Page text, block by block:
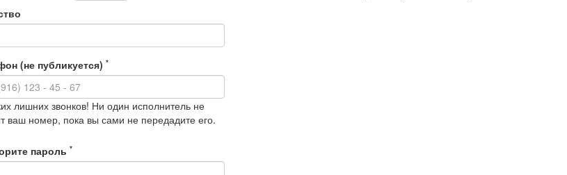
(не публикуется) *
лишних звонков! Ни один исполнитель не
ваш номер, пока вы сами не передадите его.
пароль *